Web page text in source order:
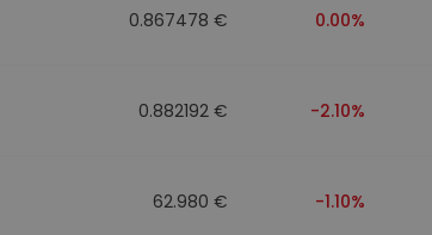
0.867478 € 0.00%
0.882192 € -2.10%
62.980 € -1.10%